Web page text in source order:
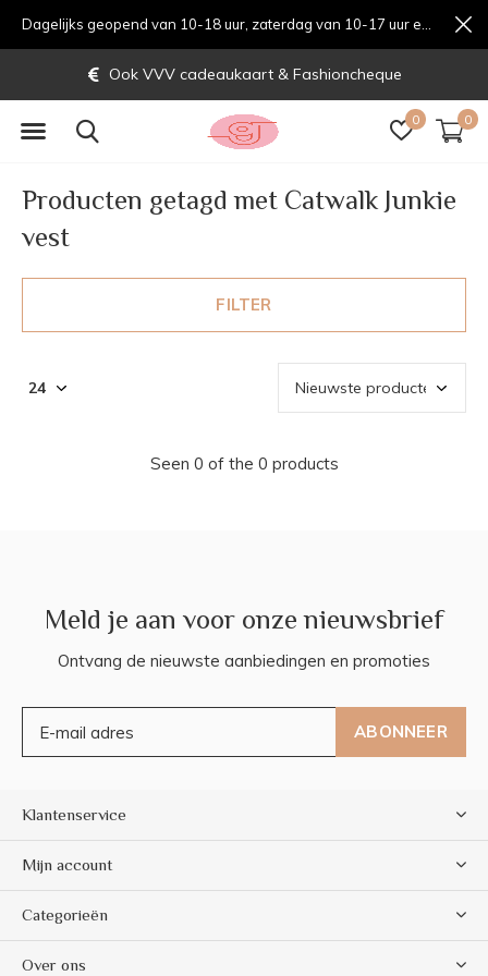
0 0
Ook VVV cadeaukaart & Fashioncheque
Producten getagd met Catwalk Junkie
vest
FILTER
Seen 0 of the 0 products
Meld je aan voor onze nieuwsbrief
Ontvang de nieuwste aanbiedingen en promoties
ABONNEER
Klantenservice
Mijn account
Categorieën
Over ons